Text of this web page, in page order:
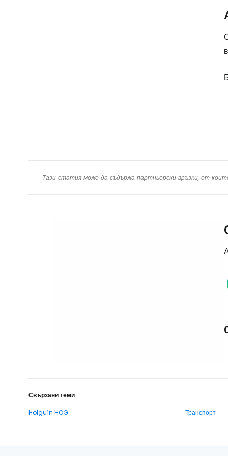
Тази статия може да съдържа партньорски връзки, от
Свързани теми
Holguín HOG
Транспорт